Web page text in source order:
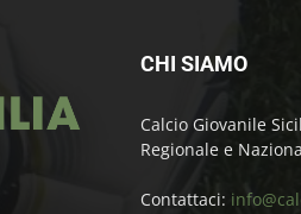
CHI SIAMO
Calcio Giovanile
Regionale e
Contattaci: